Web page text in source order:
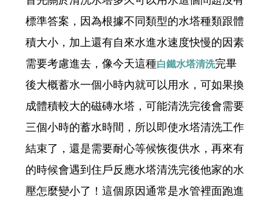
標準答案，因為根據不同類型的水塔種類跟體
積大小，加上還有自來水進水速度快慢的因素
需要考慮進去，像今天這種白鐵水塔清洗完畢
後大概蓄水一個小時內就可以用水，可如果換
成體積較大的磁磚水塔，可能清洗完後會需要
三個小時的蓄水時間，所以即使水塔清洗工作
結束了，還是需要耐心等候恢復供水，再來有
的時候會遇到住戶反應水塔清洗完後他家的水
壓怎麼變小了！這個原因通常是水管裡面跑進